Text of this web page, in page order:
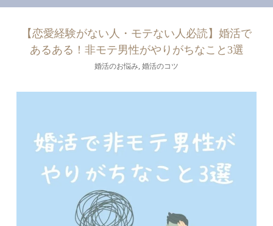
【恋愛経験がない人・モテない人必読】婚活で
あるある！非モテ男性がやりがちなこと3選
婚活のお悩み,婚活のコツ